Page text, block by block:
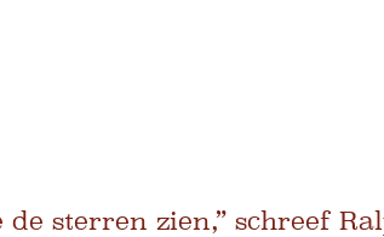
sterren zien,” schreef